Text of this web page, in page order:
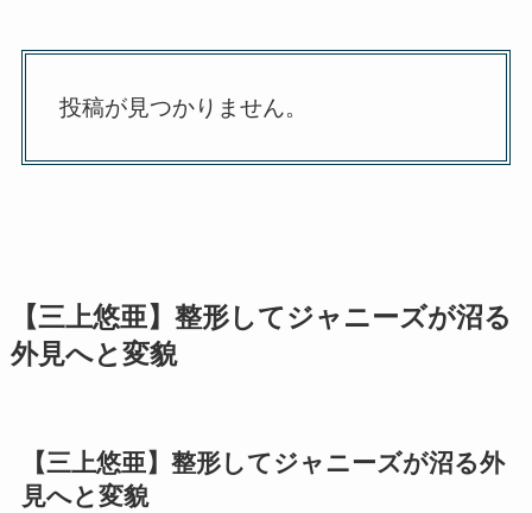
投稿が見つかりません。
【三上悠亜】整形してジャニーズが沼る
外見へと変貌
【三上悠亜】整形してジャニーズが沼る外
見へと変貌